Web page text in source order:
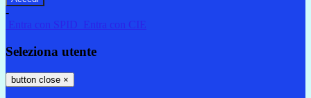
-
Entra con SPID
Entra con CIE
Seleziona utente
button close ×